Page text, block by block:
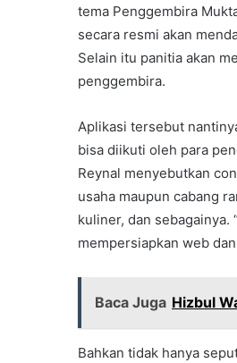
l
tema Penggembira
secara resmi akan
Selain itu panitia akan
penggembira.
Aplikasi tersebut
bisa diikuti oleh para
Reynal menyebutkan
usaha maupun cabang
kuliner, dan
mempersiapkan web
Baca Juga Hizbul
Bahkan tidak hanya